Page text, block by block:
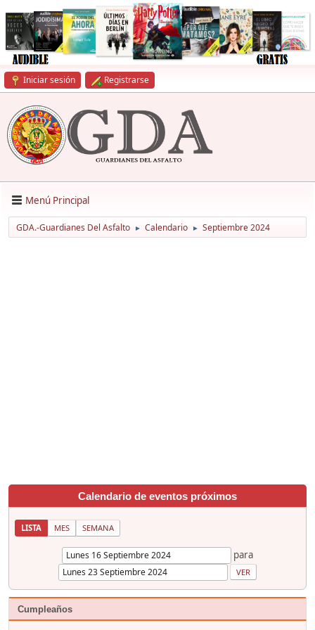
Iniciar sesión Registrarse
Menú Principal
GDA.-Guardianes Del Asfalto ► Calendario ► Septiembre 2024
Calendario de eventos próximos
LISTA MES SEMANA
para
Cumpleaños